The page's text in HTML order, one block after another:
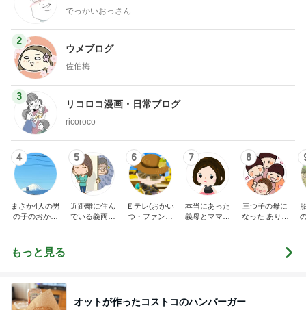
でっかいおっさん
2
ウメブログ
佐伯梅
3
リコロコ漫画・日常ブログ
ricoroco
4
まさか4人の男
の子のおかあ
5
近距離に住ん
でいる義両親
6
Ｅテレ(おかい
つ・ファンタ
7
本当にあった
義母とママ友
8
三つ子の母に
なった ありつ
もっと見る
オットが作ったコストコのハンバーガー